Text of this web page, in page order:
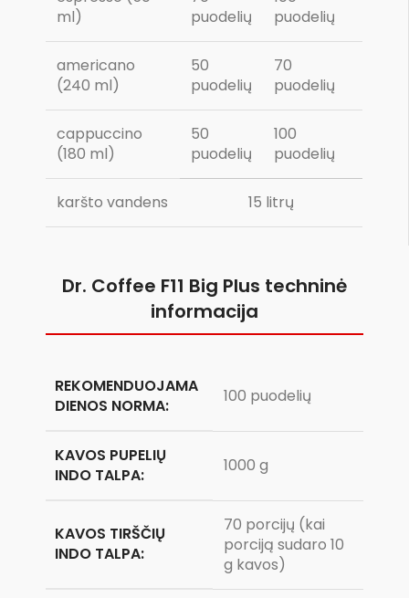
ml)
puodelių
puodelių
americano
(240 ml)
50
puodelių
70
puodelių
cappuccino
(180 ml)
50
puodelių
100
puodelių
karšto vandens 15 litrų
Dr. Coffee F11 Big Plus techninė
informacija
REKOMENDUOJAMA
DIENOS NORMA:
100 puodelių
KAVOS PUPELIŲ
INDO TALPA:
1000 g
KAVOS TIRŠČIŲ
INDO TALPA:
70 porcijų (kai
porciją sudaro 10
g kavos)